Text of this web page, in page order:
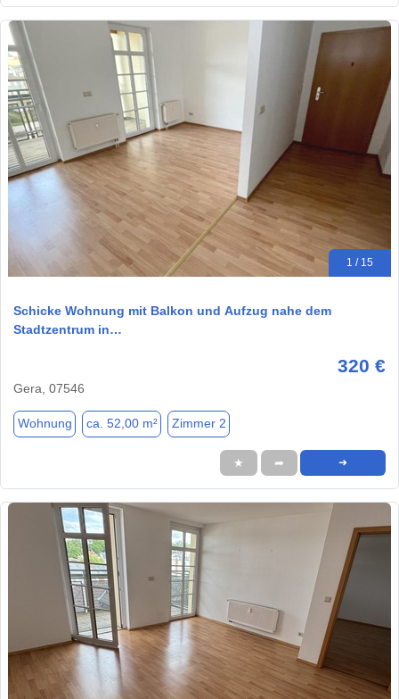
1 / 15
Schicke Wohnung mit Balkon und Aufzug nahe dem
Stadtzentrum in…
320 €
Gera, 07546
Wohnung ca. 52,00 m² Zimmer 2
★ ➦ ➜